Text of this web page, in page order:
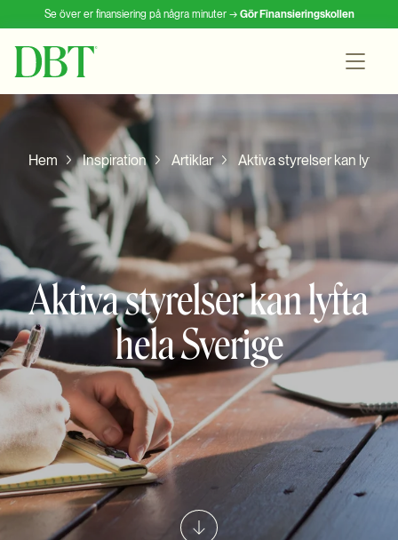
Se över er finansiering på några minuter → Gör Finansieringskollen
Hem Inspiration Artiklar Aktiva styrelser kan lyfta
Aktiva styrelser kan lyfta
hela Sverige